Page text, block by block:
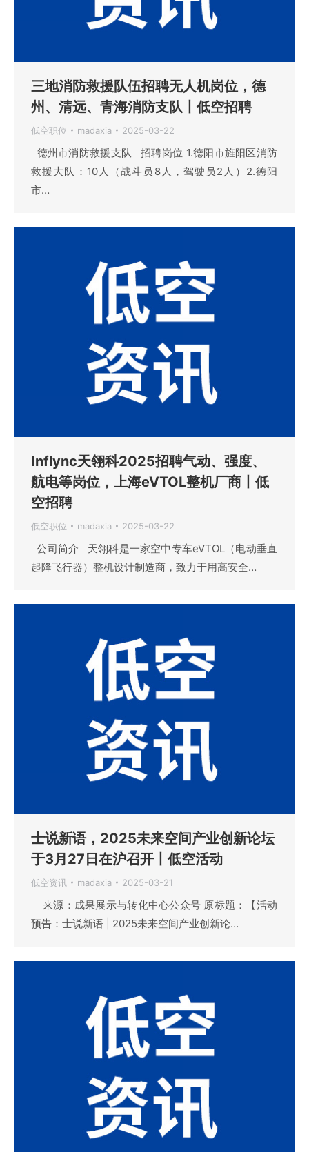
三地消防救援队伍招聘无人机岗位，德
州、清远、青海消防支队丨低空招聘
低空职位 madaxia 2025-03-22
德州市消防救援支队 招聘岗位 1.德阳市旌阳区消防
救援大队：10人（战斗员8人，驾驶员2人）2.德阳
市…
Inflync天翎科2025招聘气动、强度、
航电等岗位，上海eVTOL整机厂商丨低
空招聘
低空职位 madaxia 2025-03-22
公司简介 天翎科是一家空中专车eVTOL（电动垂直
起降飞行器）整机设计制造商，致力于用高安全…
士说新语，2025未来空间产业创新论坛
于3月27日在沪召开丨低空活动
低空资讯 madaxia 2025-03-21
来源：成果展示与转化中心公众号 原标题：【活动
预告：士说新语 | 2025未来空间产业创新论…